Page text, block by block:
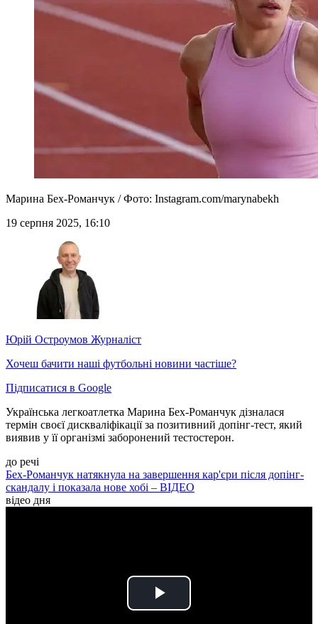
Марина Бех-Романчук / Фото: Іnstagram.com/marynabekh
19 серпня 2025, 16:10
Юрій Остроумов Журналіст
Хочеш бачити наші футбольні новини частіше?
Підписатися в Google
Українська легкоатлетка Марина Бех-Романчук дізналася
термін своєї дискваліфікації за позитивний допінг-тест, який
виявив у її організмі заборонений тестостерон.
до речі
Бех-Романчук натякнула на завершення кар'єри після допінг-
скандалу і показала нове хобі – ВІДЕО
відео дня
Play